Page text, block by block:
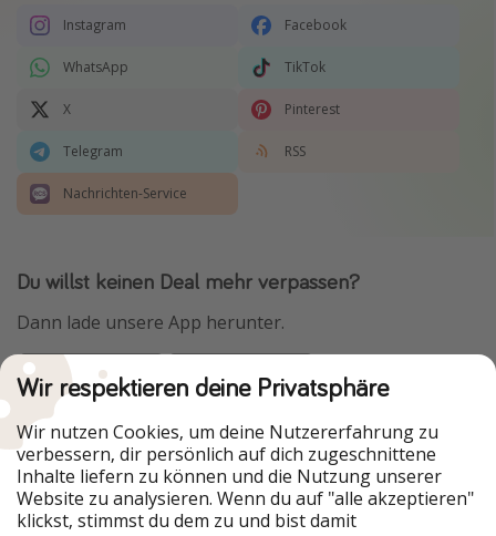
Instagram Facebook
WhatsApp TikTok
X Pinterest
Telegram RSS
Nachrichten-Service
Du willst keinen Deal mehr verpassen?
Dann lade unsere App herunter.
Urlaubspiraten ist Teil der HolidayPirates Group
Unsere Märkte
PiratinViaggio
HolidayPirates
VakantiePiraten
WakacyjniPiraci
Wir respektieren deine Privatsphäre
Wir nutzen Cookies, um deine Nutzererfahrung zu
verbessern, dir persönlich auf dich zugeschnittene
Inhalte liefern zu können und die Nutzung unserer
Website zu analysieren. Wenn du auf "alle akzeptieren"
klickst, stimmst du dem zu und bist damit